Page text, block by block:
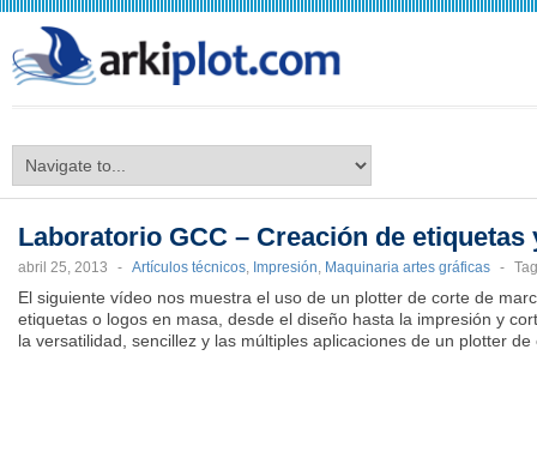
Laboratorio GCC – Creación de etiquetas
abril 25, 2013 - Artículos técnicos, Impresión, Maquinaria artes gráficas -
El siguiente vídeo nos muestra el uso de un plotter de corte de
etiquetas o logos en masa, desde el diseño hasta la impresión y
la versatilidad, sencillez y las múltiples aplicaciones de un plotter de